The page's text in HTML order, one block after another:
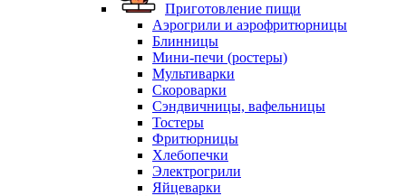
Приготовление пищи
Аэрогрили и аэрофритюрницы
Блинницы
Мини-печи (ростеры)
Мультиварки
Скороварки
Сэндвичницы, вафельницы
Тостеры
Фритюрницы
Хлебопечки
Электрогрили
Яйцеварки